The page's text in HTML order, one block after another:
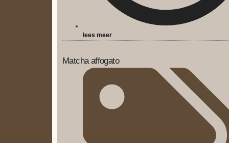
lees meer
Matcha affogato